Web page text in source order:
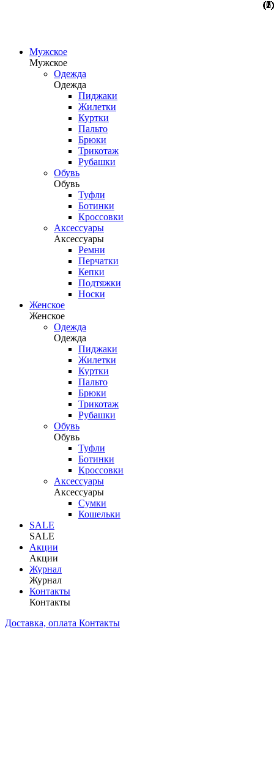
Мужское
Мужское
Одежда
Одежда
Пиджаки
Жилетки
Куртки
Пальто
Брюки
Трикотаж
Рубашки
Обувь
Обувь
Туфли
Ботинки
Кроссовки
Аксессуары
Аксессуары
Ремни
Перчатки
Кепки
Подтяжки
Носки
Женское
Женское
Одежда
Одежда
Пиджаки
Жилетки
Куртки
Пальто
Брюки
Трикотаж
Рубашки
Обувь
Обувь
Туфли
Ботинки
Кроссовки
Аксессуары
Аксессуары
Сумки
Кошельки
SALE
SALE
Акции
Акции
Журнал
Журнал
Контакты
Контакты
Доставка, оплата Контакты
(1)
(1)
(1)
(2)
(2)
(1)
(1)
(7)
(6)